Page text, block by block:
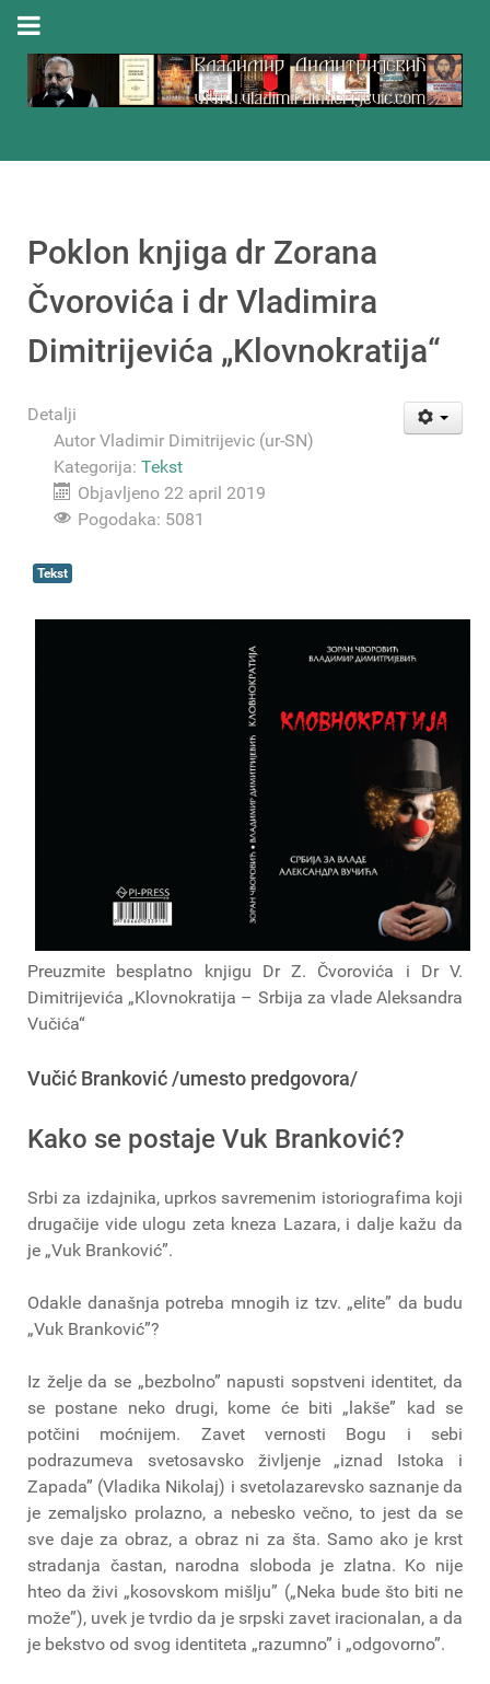
Poklon knjiga dr Zorana
Čvorovića i dr Vladimira
Dimitrijevića „Klovnokratija“
Detalji
Autor Vladimir Dimitrijevic (ur-SN)
Kategorija: Tekst
Objavljeno 22 april 2019
Pogodaka: 5081
Tekst
Preuzmite besplatno knjigu Dr Z. Čvorovića i Dr V.
Dimitrijevića „Klovnokratija – Srbija za vlade Aleksandra
Vučića“
Vučić Branković /umesto predgovora/
Kako se postaje Vuk Branković?
Srbi za izdajnika, uprkos savremenim istoriografima koji
drugačije vide ulogu zeta kneza Lazara, i dalje kažu da
je „Vuk Branković”.
Odakle današnja potreba mnogih iz tzv. „elite” da budu
„Vuk Branković”?
Iz želje da se „bezbolno” napusti sopstveni identitet, da
se postane neko drugi, kome će biti „lakše” kad se
potčini moćnijem. Zavet vernosti Bogu i sebi
podrazumeva svetosavsko življenje „iznad Istoka i
Zapada” (Vladika Nikolaj) i svetolazarevsko saznanje da
je zemaljsko prolazno, a nebesko večno, to jest da se
sve daje za obraz, a obraz ni za šta. Samo ako je krst
stradanja častan, narodna sloboda je zlatna. Ko nije
hteo da živi „kosovskom mišlju” („Neka bude što biti ne
može”), uvek je tvrdio da je srpski zavet iracionalan, a da
je bekstvo od svog identiteta „razumno” i „odgovorno”.